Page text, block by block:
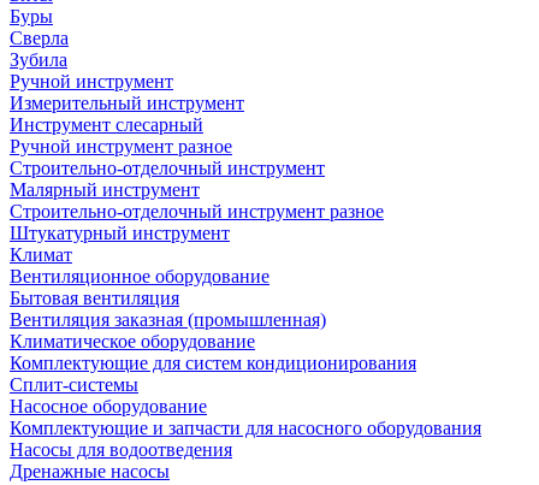
Буры
Сверла
Зубила
Ручной инструмент
Измерительный инструмент
Инструмент слесарный
Ручной инструмент разное
Строительно-отделочный инструмент
Малярный инструмент
Строительно-отделочный инструмент разное
Штукатурный инструмент
Климат
Вентиляционное оборудование
Бытовая вентиляция
Вентиляция заказная (промышленная)
Климатическое оборудование
Комплектующие для систем кондиционирования
Сплит-системы
Насосное оборудование
Комплектующие и запчасти для насосного оборудования
Насосы для водоотведения
Дренажные насосы